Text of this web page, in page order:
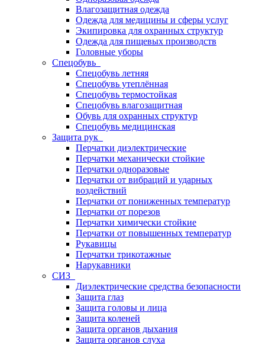
Влагозащитная одежда
Одежда для медицины и сферы услуг
Экипировка для охранных структур
Одежда для пищевых производств
Головные уборы
Спецобувь
Спецобувь летняя
Спецобувь утеплённая
Спецобувь термостойкая
Спецобувь влагозащитная
Обувь для охранных структур
Спецобувь медицинская
Защита рук
Перчатки диэлектрические
Перчатки механически стойкие
Перчатки одноразовые
Перчатки от вибраций и ударных
воздействий
Перчатки от пониженных температур
Перчатки от порезов
Перчатки химически стойкие
Перчатки от повышенных температур
Рукавицы
Перчатки трикотажные
Нарукавники
СИЗ
Диэлектрические средства безопасности
Защита глаз
Защита головы и лица
Защита коленей
Защита органов дыхания
Защита органов слуха